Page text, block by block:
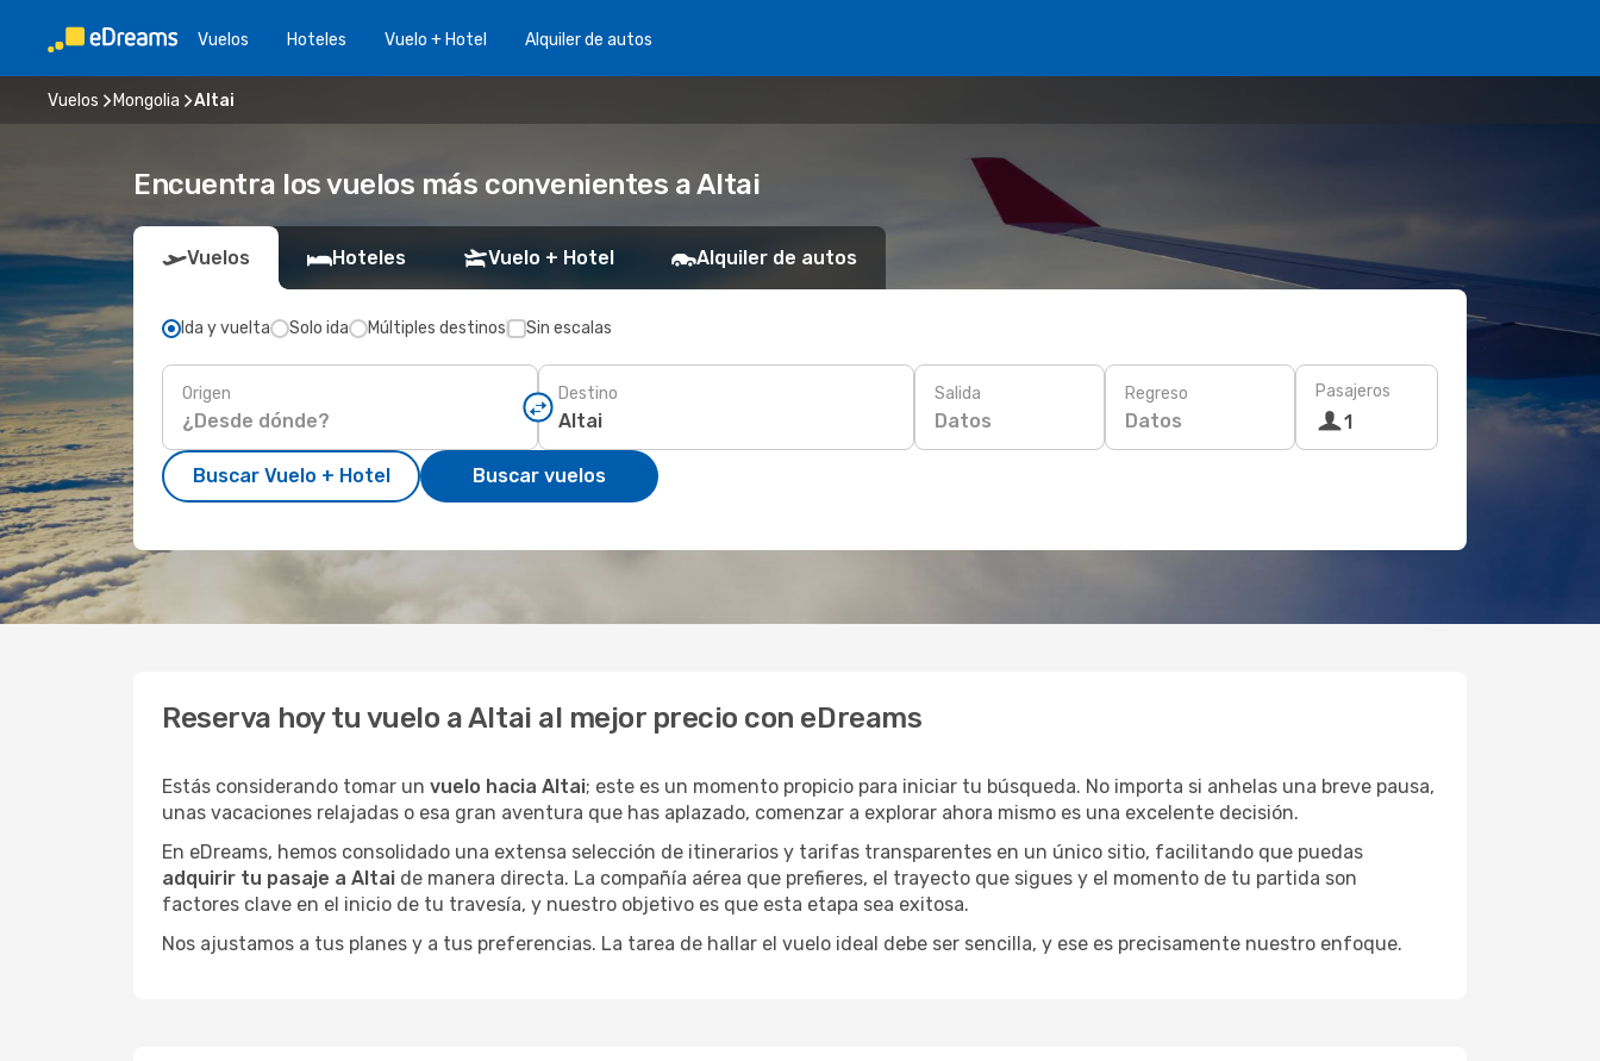
Vuelos Hoteles Vuelo + Hotel Alquiler de autos
Vuelos Mongolia Altai
Encuentra los vuelos más convenientes a Altai
Vuelos Hoteles Vuelo + Hotel Alquiler de autos
Ida y vuelta Solo ida Múltiples destinos Sin escalas
Origen Destino Salida
Datos
Regreso
Datos
Pasajeros
1
Buscar Vuelo + Hotel Buscar vuelos
Reserva hoy tu vuelo a Altai al mejor precio con eDreams
Estás considerando tomar un vuelo hacia Altai; este es un momento propicio para iniciar tu búsqueda. No importa si anhelas una breve pausa,
unas vacaciones relajadas o esa gran aventura que has aplazado, comenzar a explorar ahora mismo es una excelente decisión.
En eDreams, hemos consolidado una extensa selección de itinerarios y tarifas transparentes en un único sitio, facilitando que puedas
adquirir tu pasaje a Altai de manera directa. La compañía aérea que prefieres, el trayecto que sigues y el momento de tu partida son
factores clave en el inicio de tu travesía, y nuestro objetivo es que esta etapa sea exitosa.
Nos ajustamos a tus planes y a tus preferencias. La tarea de hallar el vuelo ideal debe ser sencilla, y ese es precisamente nuestro enfoque.